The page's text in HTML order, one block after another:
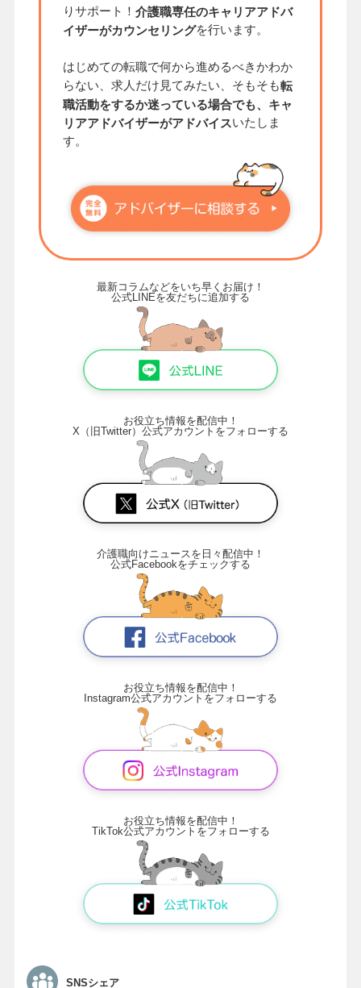
りサポート！ 介護職専任のキャリアアドバ
イザーがカウンセリングを行います。
はじめての転職で何から進めるべきかわか
らない、求人だけ見てみたい、そもそも転
職活動をするか迷っている場合でも、キャ
リアアドバイザーがアドバイスいたしま
す。
最新コラムなどをいち早くお届け！
公式LINEを友だちに追加する
お役立ち情報を配信中！
X（旧Twitter）公式アカウントをフォローする
介護職向けニュースを日々配信中！
公式Facebookをチェックする
お役立ち情報を配信中！
Instagram公式アカウントをフォローする
お役立ち情報を配信中！
TikTok公式アカウントをフォローする
SNSシェア